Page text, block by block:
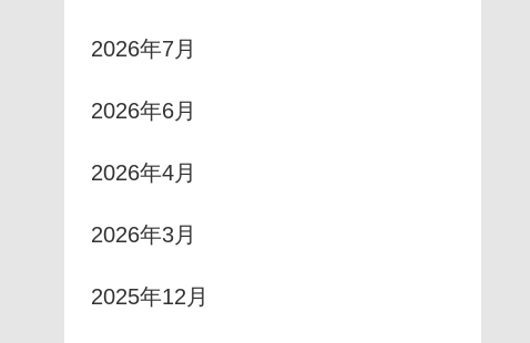
2026年7月
2026年6月
2026年4月
2026年3月
2025年12月